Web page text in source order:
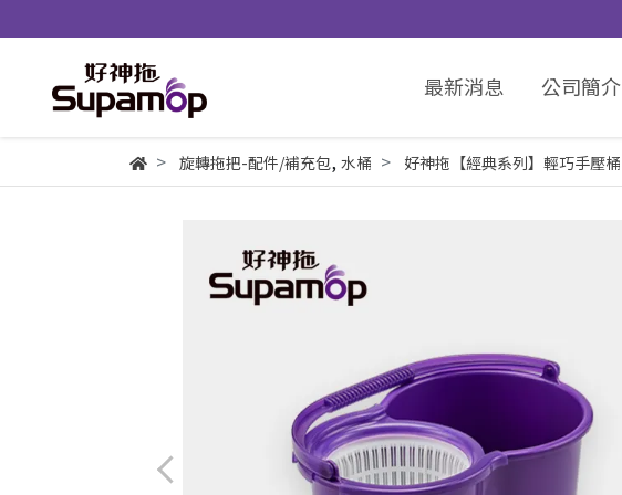
最新消息 公司簡介
旋轉拖把-配件/補充包, 水桶 好神拖【經典系列】輕巧手壓桶